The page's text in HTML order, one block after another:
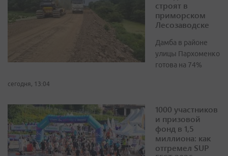
строят в
приморском
Лесозаводске
Дамба в районе
улицы Пархоменко
готова на 74%
сегодня, 13:04
1000 участников
и призовой
фонд в 1,5
миллиона: как
отгремел SUP